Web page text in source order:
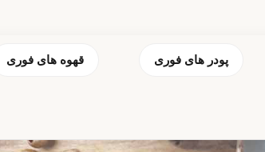
پودر های فوری قهوه های فوری